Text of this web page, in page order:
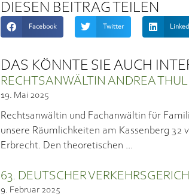
DIESEN BEITRAG TEILEN
Facebook Twitter
DAS KÖNNTE SIE AUCH
RECHTSANWÄLTIN ANDREA
19. Mai 2025
Rechtsanwältin und Fachanwältin für
unsere Räumlichkeiten am Kassenberg
Erbrecht. Den theoretischen
63. DEUTSCHER
9. Februar 2025